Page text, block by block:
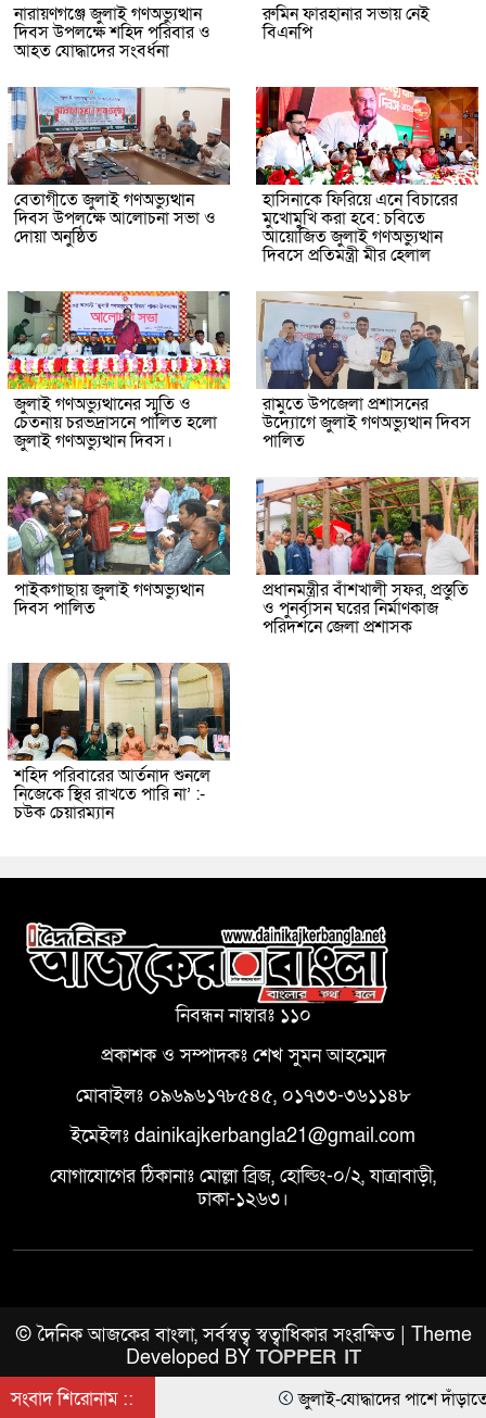
নারায়ণগঞ্জে জুলাই গণঅভ্যুত্থান
দিবস উপলক্ষে শহিদ পরিবার ও
আহত যোদ্ধাদের সংবর্ধনা
রুমিন ফারহানার সভায় নেই
বিএনপি
বেতাগীতে জুলাই গণঅভ্যুত্থান
দিবস উপলক্ষে আলোচনা সভা ও
দোয়া অনুষ্ঠিত
হাসিনাকে ফিরিয়ে এনে বিচারের
মুখোমুখি করা হবে: চবিতে
আয়োজিত জুলাই গণঅভ্যুত্থান
দিবসে প্রতিমন্ত্রী মীর হেলাল
জুলাই গণঅভ্যুত্থানের স্মৃতি ও
চেতনায় চরভদ্রাসনে পালিত হলো
জুলাই গণঅভ্যুত্থান দিবস।
রামুতে উপজেলা প্রশাসনের
উদ্যোগে জুলাই গণঅভ্যুত্থান দিবস
পালিত
পাইকগাছায় জুলাই গণঅভ্যুত্থান
দিবস পালিত
প্রধানমন্ত্রীর বাঁশখালী সফর, প্রস্তুতি
ও পুনর্বাসন ঘরের নির্মাণকাজ
পরিদর্শনে জেলা প্রশাসক
শহিদ পরিবারের আর্তনাদ শুনলে
নিজেকে স্থির রাখতে পারি না’ :-
চউক চেয়ারম্যান
নিবন্ধন নাম্বারঃ ১১০
প্রকাশক ও সম্পাদকঃ শেখ সুমন আহম্মেদ
মোবাইলঃ ০৯৬৯৬১৭৮৫৪৫, ০১৭৩৩-৩৬১১৪৮
ইমেইলঃ dainikajkerbangla21@gmail.com
যোগাযোগের ঠিকানাঃ মোল্লা ব্রিজ, হোল্ডিং-০/২, যাত্রাবাড়ী,
ঢাকা-১২৬৩।
© দৈনিক আজকের বাংলা, সর্বস্বত্ব স্বত্বাধিকার সংরক্ষিত | Theme
Developed BY TOPPER IT
সংবাদ শিরোনাম ::
জুলাই-যোদ্ধাদের পাশে দাঁড়াতে